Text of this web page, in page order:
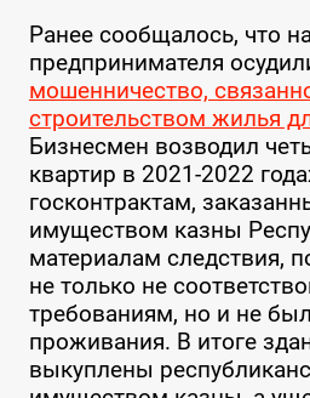
Ранее сообщалось, что
предпринимателя
мошенничество,
строительством жилья
Бизнесмен возводил
квартир в 2021-2022
госконтрактам,
имуществом казны
материалам следствия,
не только не
требованиям, но и не
проживания. В итоге
выкуплены